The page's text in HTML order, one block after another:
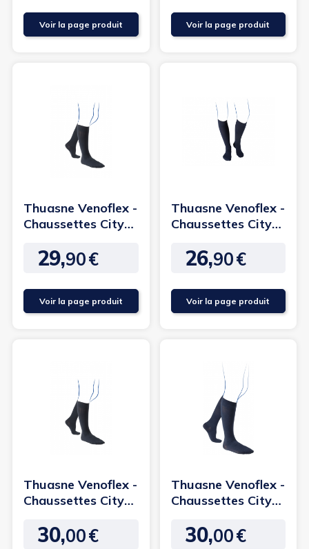
Voir la page produit Voir la page produit
Thuasne Venoflex -
Chaussettes City
Classe 1
Prix
29,90€
Voir la page produit
Thuasne Venoflex -
Chaussettes City
Classe 2
Prix
26,90€
Voir la page produit
Thuasne Venoflex -
Chaussettes City
Homme...
Prix
30,00€
Thuasne Venoflex -
Chaussettes City
d'Ecosse...
Prix
30,00€